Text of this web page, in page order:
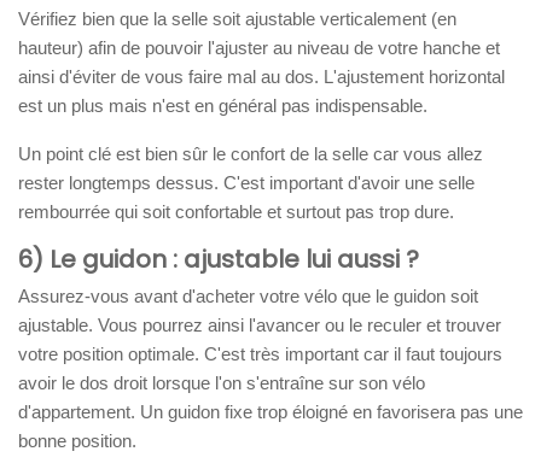
Vérifiez bien que la selle soit ajustable verticalement (en
hauteur) afin de pouvoir l'ajuster au niveau de votre hanche et
ainsi d'éviter de vous faire mal au dos. L'ajustement horizontal
est un plus mais n'est en général pas indispensable.
Un point clé est bien sûr le confort de la selle car vous allez
rester longtemps dessus. C'est important d'avoir une selle
rembourrée qui soit confortable et surtout pas trop dure.
6) Le guidon : ajustable lui aussi ?
Assurez-vous avant d'acheter votre vélo que le guidon soit
ajustable. Vous pourrez ainsi l'avancer ou le reculer et trouver
votre position optimale. C'est très important car il faut toujours
avoir le dos droit lorsque l'on s'entraîne sur son vélo
d'appartement. Un guidon fixe trop éloigné en favorisera pas une
bonne position.